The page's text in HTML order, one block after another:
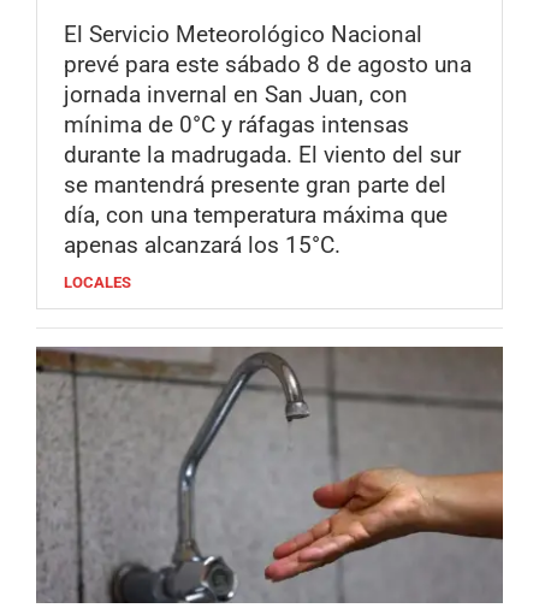
El Servicio Meteorológico Nacional
prevé para este sábado 8 de agosto una
jornada invernal en San Juan, con
mínima de 0°C y ráfagas intensas
durante la madrugada. El viento del sur
se mantendrá presente gran parte del
día, con una temperatura máxima que
apenas alcanzará los 15°C.
LOCALES